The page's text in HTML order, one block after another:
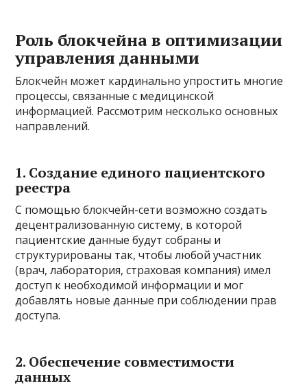
Роль блокчейна в оптимизации
управления данными
Блокчейн может кардинально упростить многие
процессы, связанные с медицинской
информацией. Рассмотрим несколько основных
направлений.
1. Создание единого пациентского
реестра
С помощью блокчейн-сети возможно создать
децентрализованную систему, в которой
пациентские данные будут собраны и
структурированы так, чтобы любой участник
(врач, лаборатория, страховая компания) имел
доступ к необходимой информации и мог
добавлять новые данные при соблюдении прав
доступа.
2. Обеспечение совместимости
данных